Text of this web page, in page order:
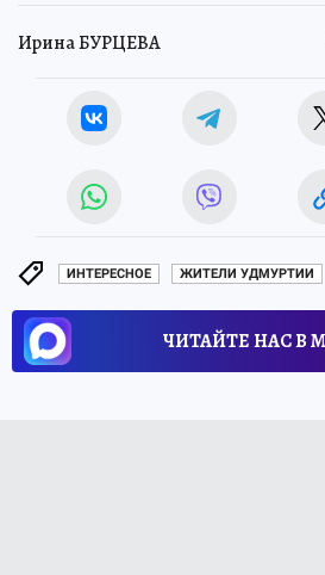
Ирина БУРЦЕВА
ИНТЕРЕСНОЕ ЖИТЕЛИ УДМУРТИИ
ЧИТАЙТЕ НАС В